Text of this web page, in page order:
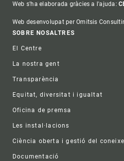
Web s'ha elaborada gràcies a l'ajuda:
Web desenvolupat per Omitsis
Footer
SOBRE NOSALTRES
El Centre
La nostra gent
Transparència
Equitat, diversitat i igualtat
Oficina de premsa
Les instal·lacions
Ciència oberta i gestió del
Documentació